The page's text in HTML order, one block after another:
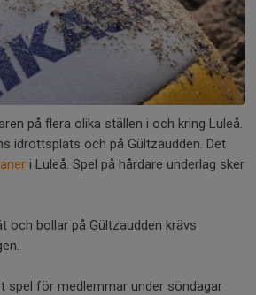
på flera olika ställen i och kring Luleå.
idrottsplats och på Gültzaudden. Det
i Luleå. Spel på hårdare underlag sker
och bollar på Gültzaudden krävs
spel för medlemmar under söndagar